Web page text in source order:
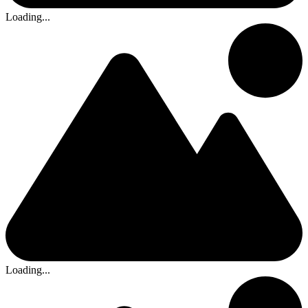
Loading...
Loading...